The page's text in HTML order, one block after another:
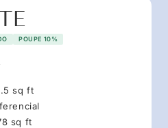
POUPE 10%
sq ft
sq ft